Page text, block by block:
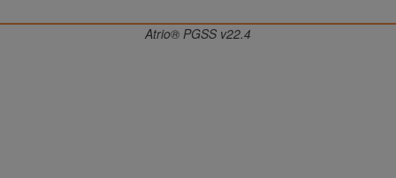
Atrio® PGSS v22.4